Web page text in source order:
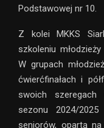
Podstawowej nr 10.
Z kolei MKKS
szkoleniu
W grupach
ćwierćfinałach i
swoich szeregach
sezonu 2024/
seniorów, opartą